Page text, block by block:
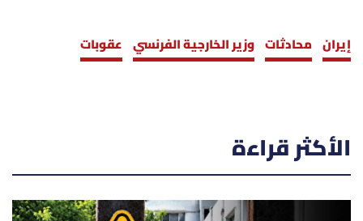
إيران محادثات وزير الخارجية الفرنسي عقوبات
الأكثر قراءة